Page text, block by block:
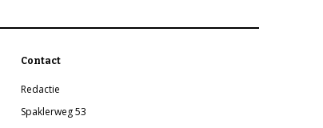
Contact
Redactie
Spaklerweg 53